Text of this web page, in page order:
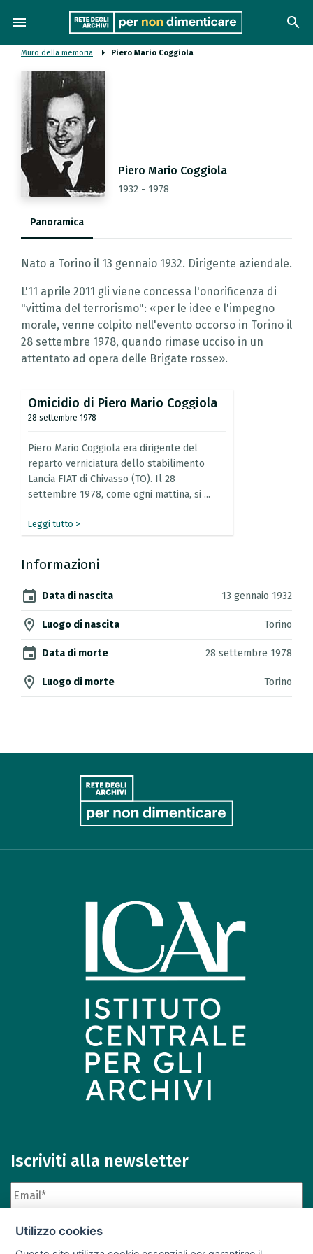
menu search
Muro della memoria Piero Mario Coggiola
Piero Mario Coggiola
1932 - 1978
Panoramica
Nato a Torino il 13 gennaio 1932. Dirigente aziendale.
L'11 aprile 2011 gli viene concessa l'onorificenza di
"vittima del terrorismo": «per le idee e l'impegno
morale, venne colpito nell'evento occorso in Torino il
28 settembre 1978, quando rimase ucciso in un
attentato ad opera delle Brigate rosse».
Omicidio di Piero Mario Coggiola
28 settembre 1978
Piero Mario Coggiola era dirigente del
reparto verniciatura dello stabilimento
Lancia FIAT di Chivasso (TO). Il 28
settembre 1978, come ogni mattina, si ...
Leggi tutto >
Informazioni
event Data di nascita 13 gennaio 1932
location_on Luogo di nascita Torino
event Data di morte 28 settembre 1978
location_on Luogo di morte Torino
Iscriviti alla newsletter
Utilizzo cookies